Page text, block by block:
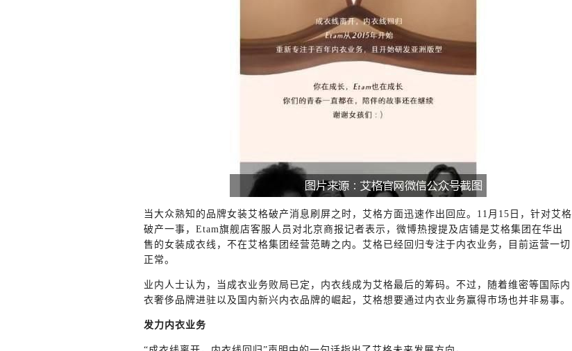
当大众熟知的品牌女装艾格破产消息刷屏之时，艾格方面迅速作出回应。11月15日，针对艾格
破产一事，Etam旗舰店客服人员对北京商报记者表示，微博热搜提及店铺是艾格集团在华出
售的女装成衣线，不在艾格集团经营范畴之内。艾格已经回归专注于内衣业务，目前运营一切
正常。
业内人士认为，当成衣业务败局已定，内衣线成为艾格最后的筹码。不过，随着维密等国际内
衣奢侈品牌进驻以及国内新兴内衣品牌的崛起，艾格想要通过内衣业务赢得市场也并非易事。
发力内衣业务